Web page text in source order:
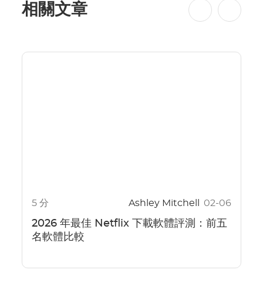
相關文章
5 分 Ashley Mitchell 02-06
2026 年最佳 Netflix 下載軟體評測：前五
名軟體比較